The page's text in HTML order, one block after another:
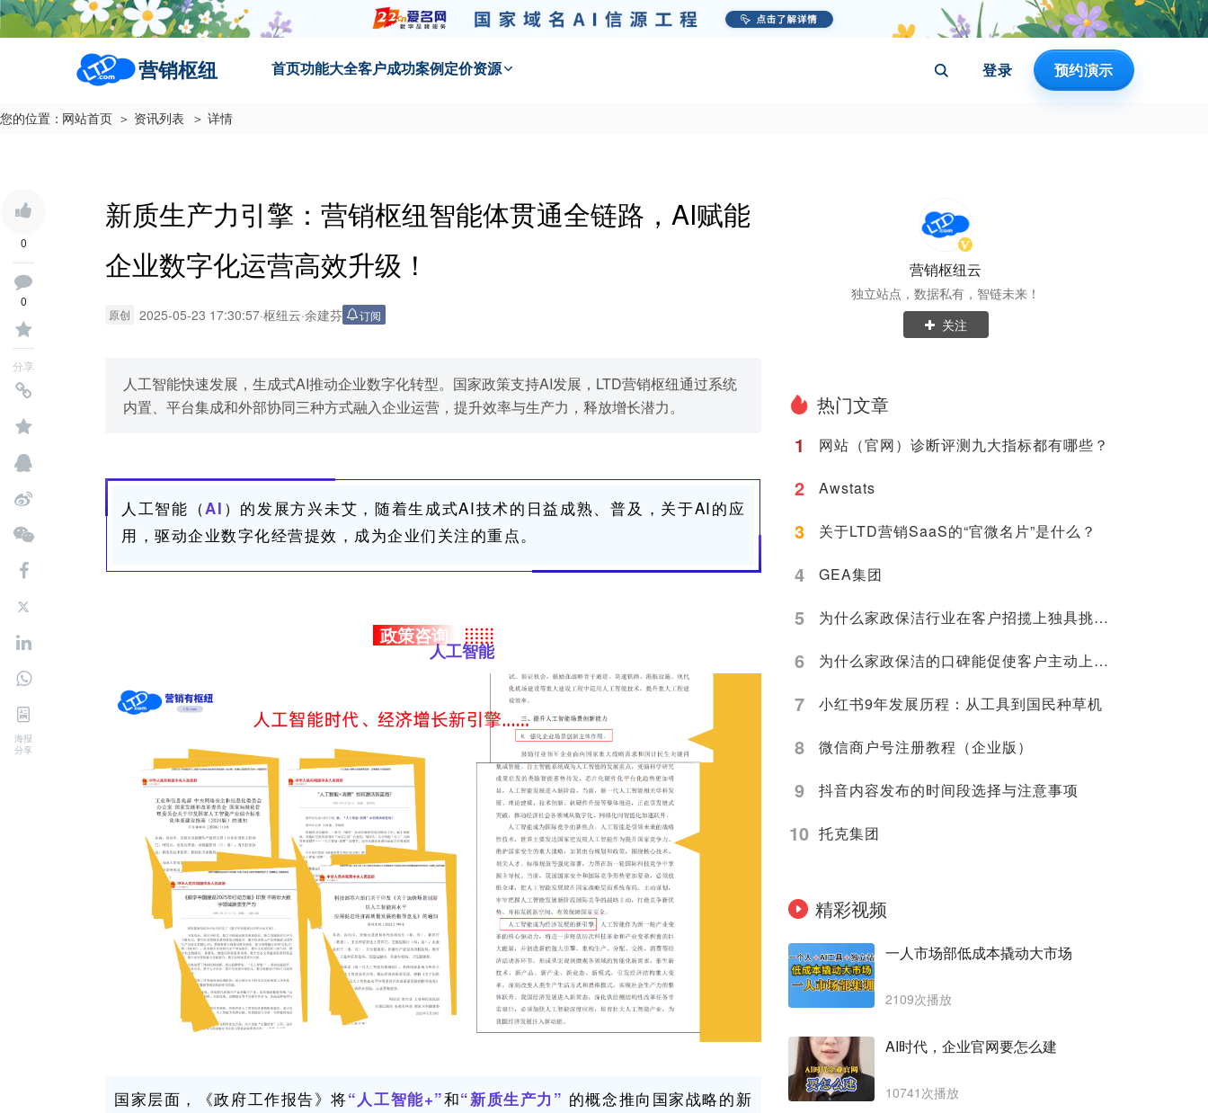
营销枢纽 首页功能大全客户成功案例 定价资源 登录 预约演示
您的位置： 网站首页 ＞ 资讯列表 ＞ 详情
0
0
分享
海报
分享
新质生产力引擎：营销枢纽智能体贯通全链路，AI赋能
企业数字化运营高效升级！
原创 2025-05-23 17:30:57·枢纽云·余建芬 订阅
人工智能快速发展，生成式AI推动企业数字化转型。国家政策支持AI发展，LTD营销枢纽通过系统
内置、平台集成和外部协同三种方式融入企业运营，提升效率与生产力，释放增长潜力。
人工智能（AI ）的发展方兴未艾，随着生成式AI技术的日益成熟、普及，关于AI的应
用，驱动企业数字化经营提效，成为企业们关注的重点。
政策咨询
人工智能
国家层面，《政府工作报告》将“人工智能+”和“新质生产力” 的概念推向国家战略的新
营销枢纽云
独立站点，数据私有，智链未来！
关注
热门文章
1
网站（官网）诊断评测九大指标都有哪些？
2 Awstats
3 关于LTD营销SaaS的“官微名片”是什么？
4 GEA集团
5 为什么家政保洁行业在客户招揽上独具挑战？
6 为什么家政保洁的口碑能促使客户主动上门？
7 小红书9年发展历程：从工具到国民种草机
8 微信商户号注册教程（企业版）
9 抖音内容发布的时间段选择与注意事项
10 托克集团
精彩视频
一人市场部低成本撬动大市场
2109次播放
AI时代，企业官网要怎么建
10741次播放